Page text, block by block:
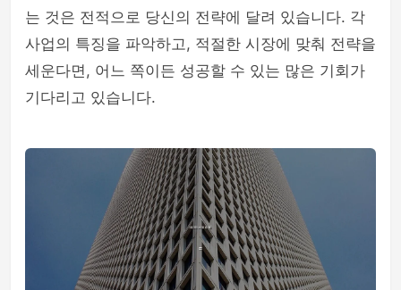
는 것은 전적으로 당신의 전략에 달려 있습니다. 각
사업의 특징을 파악하고, 적절한 시장에 맞춰 전략을
세운다면, 어느 쪽이든 성공할 수 있는 많은 기회가
기다리고 있습니다.